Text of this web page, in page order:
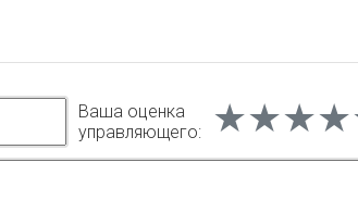
Ваша оценка
управляющего: